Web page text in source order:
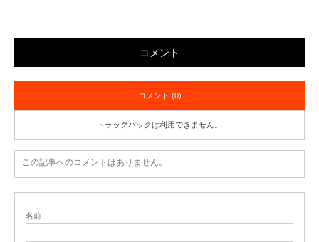
コメント
コメント (0)
トラックバックは利用できません。
この記事へのコメントはありません。
名前